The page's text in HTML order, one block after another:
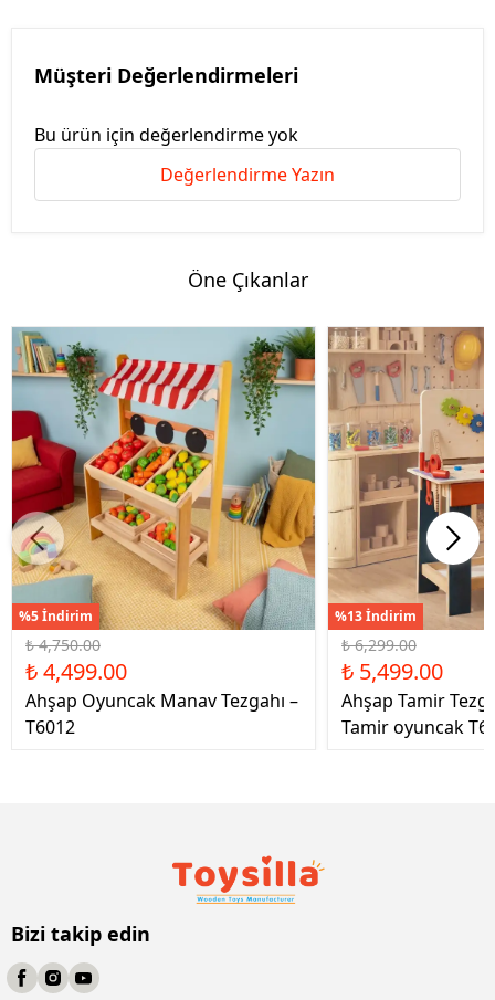
Müşteri Değerlendirmeleri
Bu ürün için değerlendirme yok
Değerlendirme Yazın
Öne Çıkanlar
%5 İndirim
₺ 4,750.00
₺ 4,499.00
Ahşap Oyuncak Manav Tezgahı –
T6012
%13 İndirim
₺ 6,299.00
₺ 5,499.00
Ahşap Tamir
Tamir oyuncak
Bizi takip edin